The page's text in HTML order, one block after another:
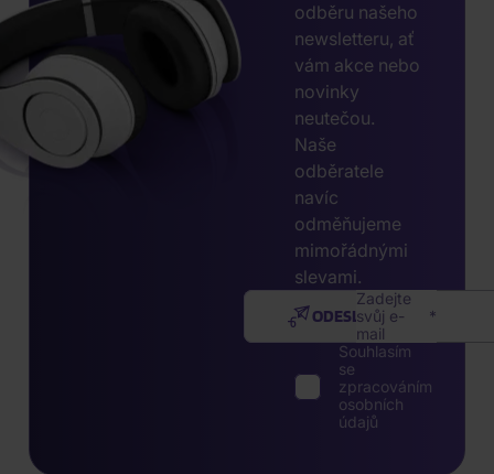
odběru našeho
newsletteru, ať
vám akce nebo
novinky
neutečou.
Naše
odběratele
navíc
odměňujeme
mimořádnými
slevami.
Zadejte
svůj e-
mail
ODESLAT
Souhlasím
se
zpracováním
osobních
údajů